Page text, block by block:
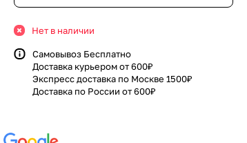
Нет в наличии
Самовывоз Бесплатно
Доставка курьером от 600₽
Экспресс доставка по Москве 1500₽
Доставка по России от 600₽